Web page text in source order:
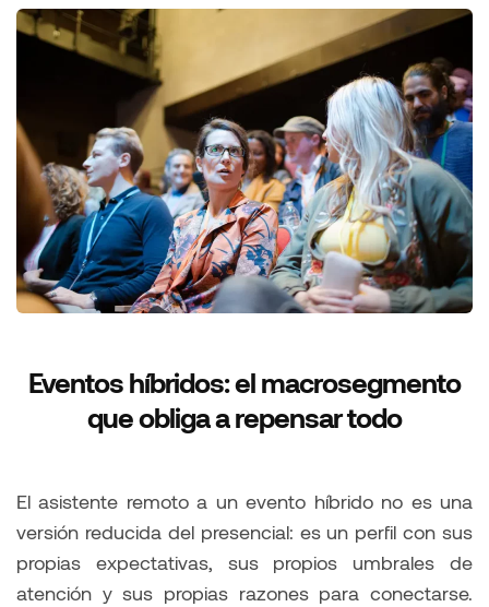
Eventos híbridos: el macrosegmento
que obliga a repensar todo
El asistente remoto a un evento híbrido no es una
versión reducida del presencial: es un perfil con sus
propias expectativas, sus propios umbrales de
atención y sus propias razones para conectarse.